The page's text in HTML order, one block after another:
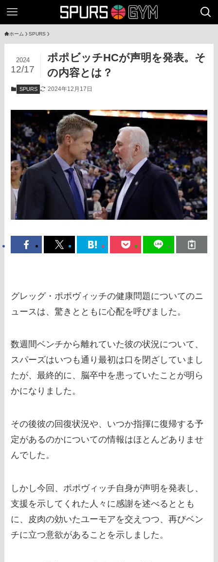
ホーム SPURS
ポポビッチHCが声明を発表。そ
の内容とは？
2024
12/17
SPURS 2024年12月17日
グレッグ・ポポヴィッチの健康問題についてのニ
ュースは、驚きとともに心配を呼びました。
数週間ベンチから離れていた彼の状況について、
スパーズはいつも通り最初は口を閉ざしていまし
たが、最終的に、脳卒中を患っていたことが明ら
かになりました。
その後彼の回復状況や、いつか指揮に復帰する予
定があるのかについての情報はほとんどありませ
んでした。
しかし今回、ポポヴィッチ自身が声明を発表し、
支援を示してくれた人々に感謝を述べるととも
に、皮肉の効いたユーモアを交えつつ、再びベン
チに立つ意欲があることを示しました。